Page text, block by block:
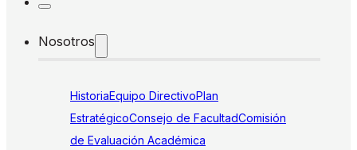
Nosotros
HistoriaEquipo DirectivoPlan
EstratégicoConsejo de FacultadComisión
de Evaluación Académica